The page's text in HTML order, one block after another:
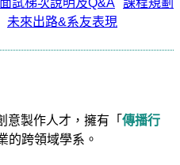
未來出路&系友表現
意製作人才，擁有「 傳播行
的跨領域學系。